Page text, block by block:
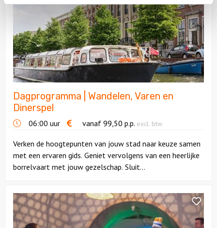
|
Dinerspel
Dagprogramma | Wandelen, Varen en
Dinerspel
06:00 uur vanaf 99,50 p.p. excl. btw
Verken de hoogtepunten van jouw stad naar keuze samen
met een ervaren gids. Geniet vervolgens van een heerlijke
borrelvaart met jouw gezelschap. Sluit...
Bekijk
Game
Show